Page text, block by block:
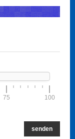
75 100
senden